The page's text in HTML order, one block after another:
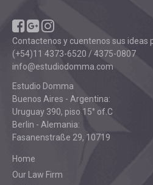
Contactenos y cuentenos sus ideas
(+54)11 4373-6520 / 4375-0807
info@estudiodomma.com
Estudio Domma
Buenos Aires - Argentina:
Uruguay 390, piso 15° of.C
Berlin - Alemania:
Fasanenstraße 29, 10719
Home
Our Law Firm